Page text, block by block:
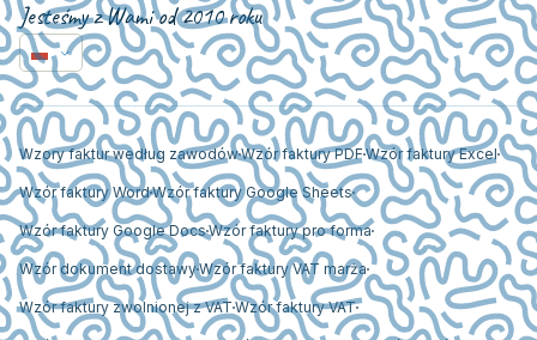
Jesteśmy z Wami od 2010 roku
Wzory faktur według zawodówWzór faktury PDF Wzór faktury Excel
Wzór faktury WordWzór faktury Google Sheets
Wzór faktury Google DocsWzór faktury pro forma
Wzór dokument dostawyWzór faktury VAT marża
Wzór faktury zwolnionej z VAT Wzór faktury VAT